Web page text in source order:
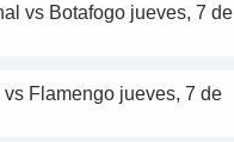
vs Botafogo jueves, 7 de
Flamengo jueves, 7 de